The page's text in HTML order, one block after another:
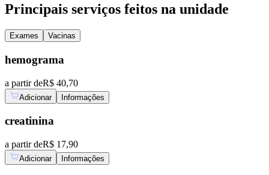
Principais serviços feitos na unidade
Exames Vacinas
hemograma
a partir deR$ 40,70
Adicionar Informações
creatinina
a partir deR$ 17,90
Adicionar Informações